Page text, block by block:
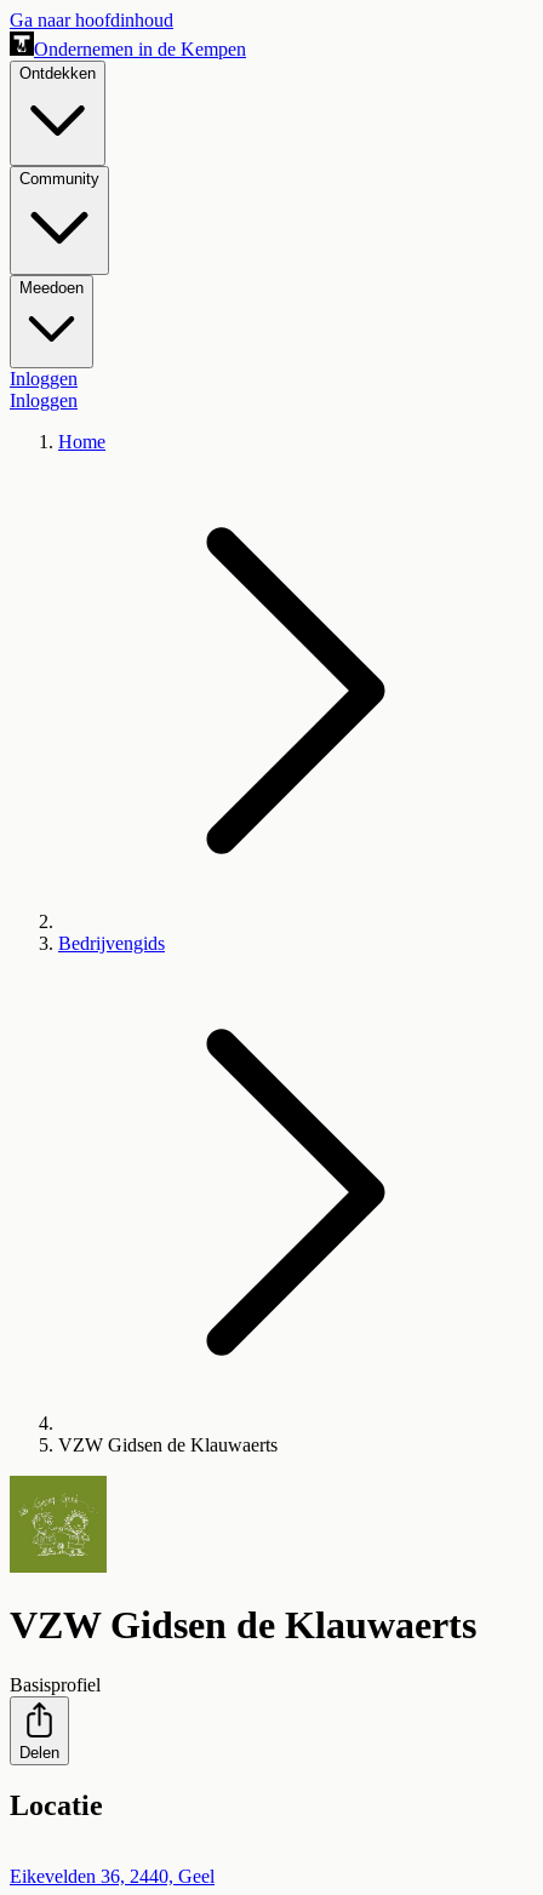
Ga naar hoofdinhoud
Ondernemen in de Kempen
Ontdekken
Community
Meedoen
Inloggen
Inloggen
Home
Bedrijvengids
VZW Gidsen de Klauwaerts
VZW Gidsen de Klauwaerts
Basisprofiel
Delen
Locatie
+
Eikevelden 36, 2440, Geel